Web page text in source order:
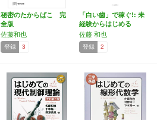
秘密のたからばこ 完
全版
佐藤和也
登録 3
「白い歯」で稼ぐ!: 未
経験からはじめる
「セ…
佐藤 和也
登録 2